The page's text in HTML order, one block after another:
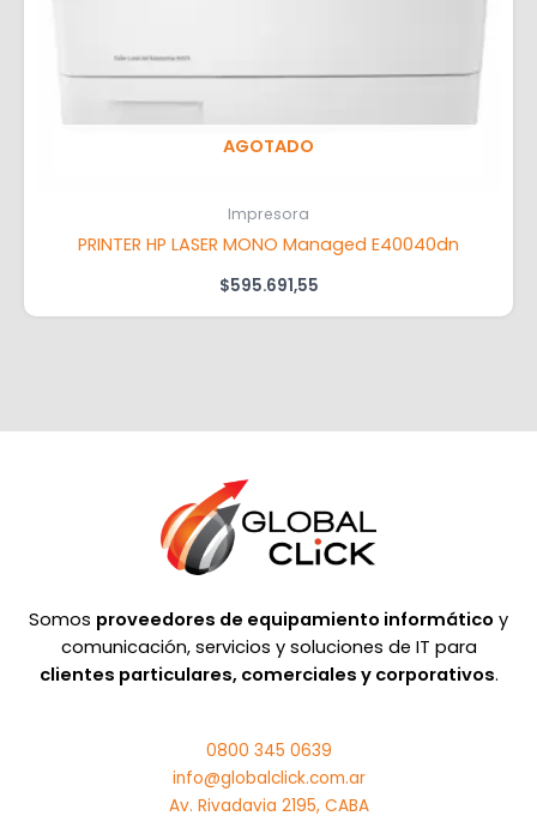
AGOTADO
Impresora
PRINTER HP LASER MONO Managed E40040dn
$595.691,55
Somos proveedores de equipamiento informático y
comunicación, servicios y soluciones de IT para
clientes particulares, comerciales y corporativos.
0800 345 0639
info@globalclick.com.ar
Av. Rivadavia 2195, CABA